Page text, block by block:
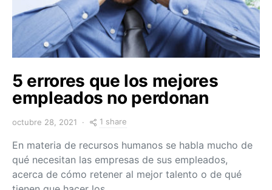
5 errores que los mejores
empleados no perdonan
octubre 28, 2021 1 share
En materia de recursos humanos se habla mucho de
qué necesitan las empresas de sus empleados,
acerca de cómo retener al mejor talento o de qué